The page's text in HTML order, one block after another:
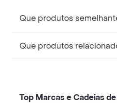
Que produtos
Que produtos
Top Marcas e Cadeias